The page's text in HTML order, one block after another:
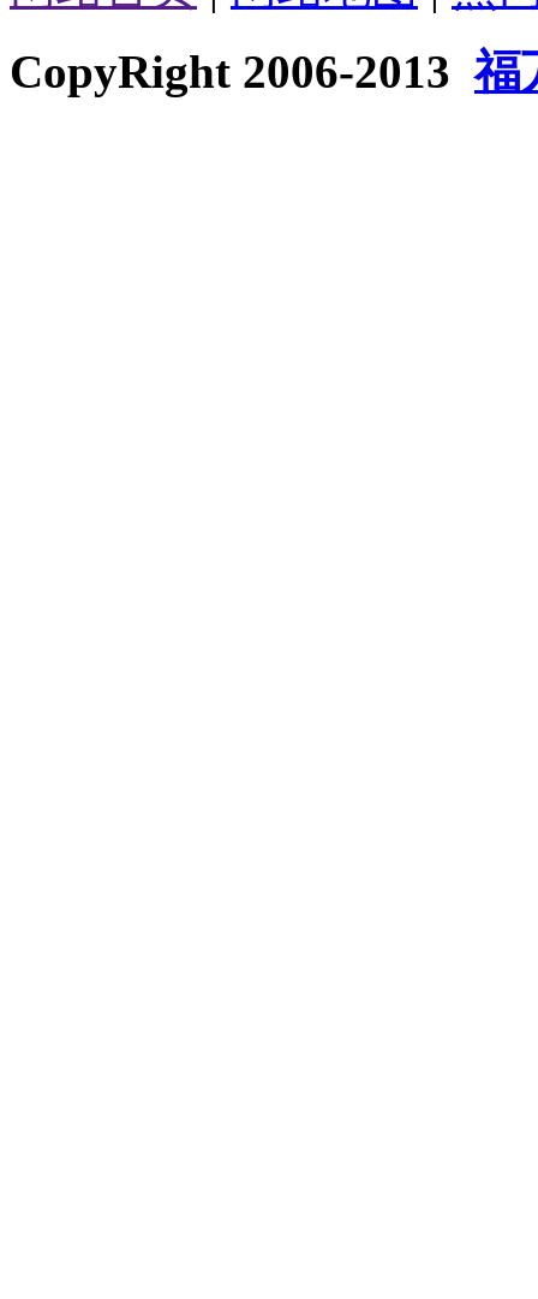
CopyRight 2006-2013福